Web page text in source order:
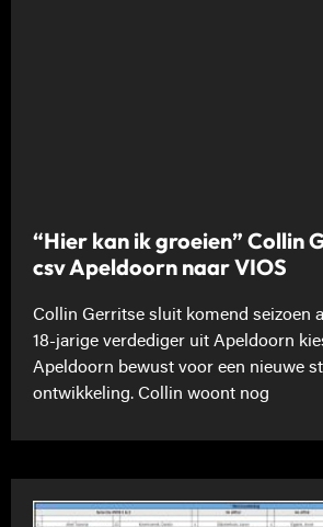
“Hier kan ik groeien” Collin
csv Apeldoorn naar VIOS
Collin Gerritse sluit komend seizoen
18-jarige verdediger uit Apeldoorn
Apeldoorn bewust voor een nieuwe
ontwikkeling. Collin woont nog